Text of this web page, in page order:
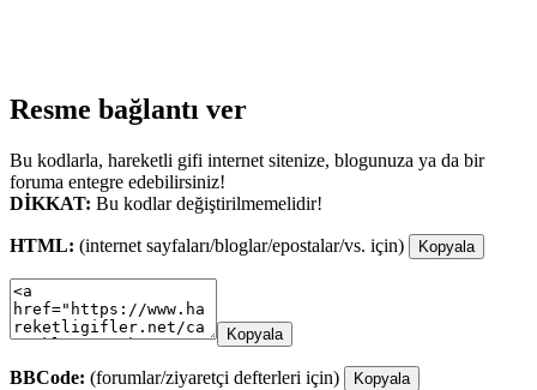
Resme bağlantı ver
Bu kodlarla, hareketli gifi internet sitenize, blogunuza ya da bir
foruma entegre edebilirsiniz!
DİKKAT: Bu kodlar değiştirilmemelidir!
HTML: (internet sayfaları/bloglar/epostalar/vs. için) Kopyala
Kopyala
BBCode: (forumlar/ziyaretçi defterleri için) Kopyala